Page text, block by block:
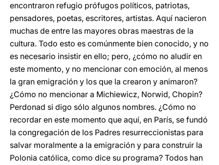
encontraron refugio prófugos políticos, patriotas,
pensadores, poetas, escritores, artistas. Aquí nacieron
muchas de entre las mayores obras maestras de la
cultura. Todo esto es comúnmente bien conocido, y no
es necesario insistir en ello; pero, ¿cómo no aludir en
este momento, y no mencionar con emoción, al menos
la gran emigración y los que la crearon y animaron?
¿Cómo no mencionar a Michiewicz, Norwid, Chopin?
Perdonad si digo sólo algunos nombres. ¿Cómo no
recordar en este momento que aquí, en París, se fundó
la congregación de los Padres resurreccionistas para
salvar moralmente a la emigración y para construir la
Polonia católica, como dice su programa? Todos han